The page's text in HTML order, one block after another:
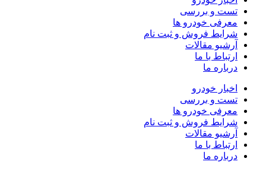
تست و بررسی
معرفی خودرو ها
شرایط فروش و ثبت نام
آرشیو مقالات
ارتباط با ما
درباره ما
اخبار خودرو
تست و بررسی
معرفی خودرو ها
شرایط فروش و ثبت نام
آرشیو مقالات
ارتباط با ما
درباره ما